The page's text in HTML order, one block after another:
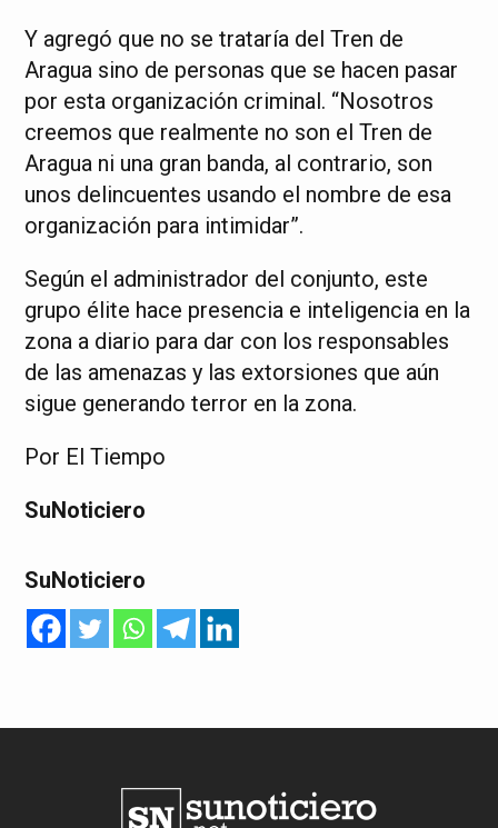
Y agregó que no se trataría del Tren de
Aragua sino de personas que se hacen pasar
por esta organización criminal. “Nosotros
creemos que realmente no son el Tren de
Aragua ni una gran banda, al contrario, son
unos delincuentes usando el nombre de esa
organización para intimidar”.
Según el administrador del conjunto, este
grupo élite hace presencia e inteligencia en la
zona a diario para dar con los responsables
de las amenazas y las extorsiones que aún
sigue generando terror en la zona.
Por El Tiempo
SuNoticiero
SuNoticiero